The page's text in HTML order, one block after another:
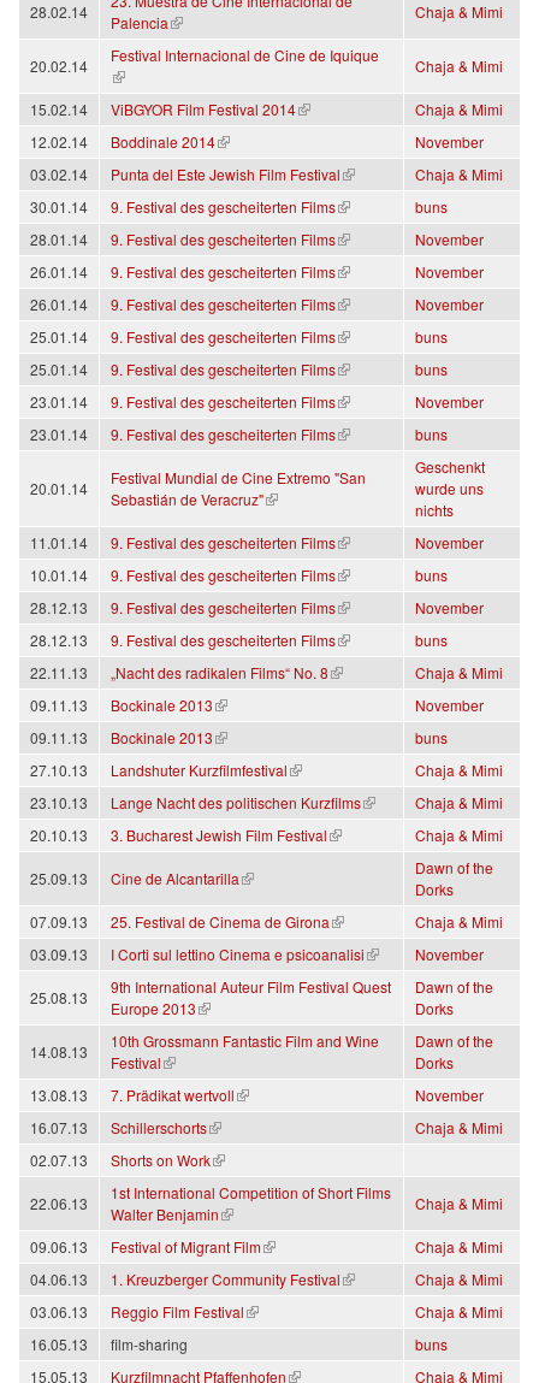
28.02.14
Palencia
(link is external)
Chaja & Mimi
20.02.14
Festival Internacional de Cine de Iquique
(link is external)
Chaja & Mimi
15.02.14 ViBGYOR Film Festival 2014
(link is external)
Chaja & Mimi
12.02.14
Boddinale 2014
(link is external)
November
03.02.14
Punta del Este Jewish Film Festival
(link is external)
Chaja & Mimi
30.01.14
9. Festival des gescheiterten Films
(link is external)
buns
28.01.14
9. Festival des gescheiterten Films
(link is external)
November
26.01.14
9. Festival des gescheiterten Films
(link is external)
November
26.01.14
9. Festival des gescheiterten Films
(link is external)
November
25.01.14
9. Festival des gescheiterten Films
(link is external)
buns
25.01.14
9. Festival des gescheiterten Films
(link is external)
buns
23.01.14
9. Festival des gescheiterten Films
(link is external)
November
23.01.14
9. Festival des gescheiterten Films
(link is external) buns
20.01.14
Festival Mundial de Cine Extremo "San
Sebastián de Veracruz"
(link is external)
Geschenkt
wurde uns
nichts
11.01.14
9. Festival des gescheiterten Films
(link is external)
November
10.01.14
9. Festival des gescheiterten Films
(link is external)
buns
28.12.13
9. Festival des gescheiterten Films
(link is external)
November
28.12.13
9. Festival des gescheiterten Films
(link is external)
buns
22.11.13
„Nacht des radikalen Films“ No. 8
(link is external)
Chaja & Mimi
09.11.13
Bockinale 2013
(link is external)
November
09.11.13
Bockinale 2013
(link is external)
buns
27.10.13
Landshuter Kurzfilmfestival
(link is external)
Chaja & Mimi
23.10.13
Lange Nacht des politischen Kurzfilms
(link is external)
Chaja & Mimi
20.10.13
3. Bucharest Jewish Film Festival
(link is external) Chaja & Mimi
25.09.13 Cine de Alcantarilla
(link is external)
Dawn of the
Dorks
07.09.13
25. Festival de Cinema de Girona
(link is external)
Chaja & Mimi
03.09.13
I Corti sul lettino Cinema e psicoanalisi
(link is external) November
25.08.13
9th International Auteur Film Festival Quest
Europe 2013
(link is external)
Dawn of the
Dorks
14.08.13
10th Grossmann Fantastic Film and Wine
Festival
(link is external)
Dawn of the
Dorks
13.08.13
7. Prädikat wertvoll
(link is external)
November
16.07.13
Schillerschorts
(link is external)
Chaja & Mimi
02.07.13
Shorts on Work
(link is external)
22.06.13
1st International Competition of Short Films
Walter Benjamin
(link is external)
Chaja & Mimi
09.06.13 Festival of Migrant Film
(link is external)
Chaja & Mimi
04.06.13
1. Kreuzberger Community Festival
(link is external)
Chaja & Mimi
03.06.13
Reggio Film Festival
(link is external)
Chaja & Mimi
16.05.13
film-sharing
buns
15.05.13
Kurzfilmnacht Pfaffenhofen
(link is external) Chaja & Mimi